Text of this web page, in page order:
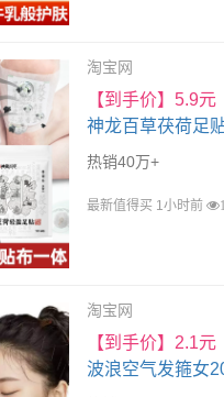
淘宝网
【到手价】5.9元
神龙百草茯荷足
足护A3
热销40万+
最新值得买 1小时前
淘宝网
【到手价】2.1元
波浪空气发箍女